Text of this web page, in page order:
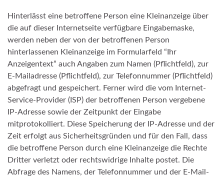
Hinterlässt eine betroffene Person eine Kleinanzeige über
die auf dieser Internetseite verfügbare Eingabemaske,
werden neben der von der betroffenen Person
hinterlassenen Kleinanzeige im Formularfeld “Ihr
Anzeigentext” auch Angaben zum Namen (Pflichtfeld), zur
E-Mailadresse (Pflichtfeld), zur Telefonnummer (Pflichtfeld)
abgefragt und gespeichert. Ferner wird die vom Internet-
Service-Provider (ISP) der betroffenen Person vergebene
IP-Adresse sowie der Zeitpunkt der Eingabe
mitprotokolliert. Diese Speicherung der IP-Adresse und der
Zeit erfolgt aus Sicherheitsgründen und für den Fall, dass
die betroffene Person durch eine Kleinanzeige die Rechte
Dritter verletzt oder rechtswidrige Inhalte postet. Die
Abfrage des Namens, der Telefonnummer und der E-Mail-